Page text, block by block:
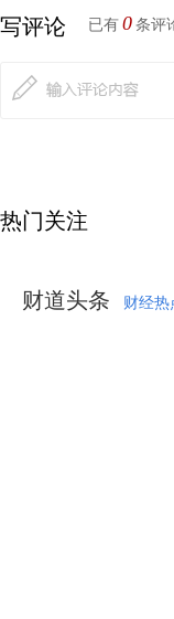
写评论 已有 0 条评
热门关注
财道头条 财经热